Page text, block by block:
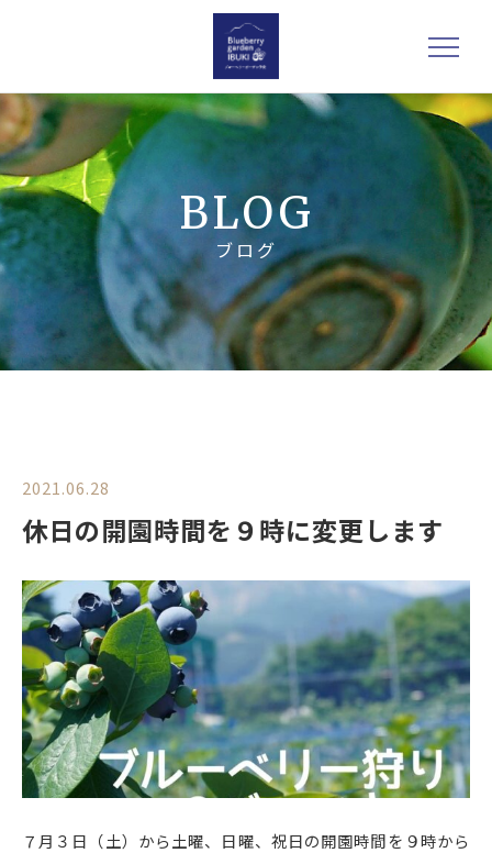
BLOG
ブログ
2021.06.28
休日の開園時間を９時に変更します
７月３日（土）から土曜、日曜、祝日の開園時間を９時から